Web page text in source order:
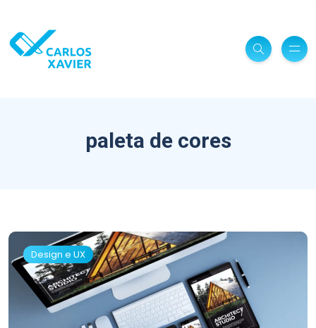
paleta de cores
Design e UX